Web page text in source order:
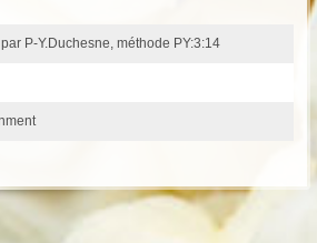
P-Y.Duchesne, méthode PY:3:14